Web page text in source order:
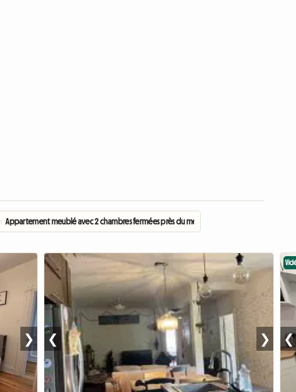
› Appartement meublé avec 2 chambres fermées près du métro Longueuil
❯ ❮ ❯ ❮